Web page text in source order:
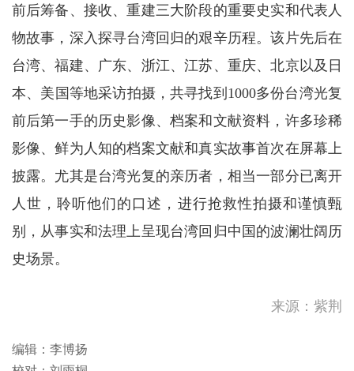
前后筹备、接收、重建三大阶段的重要史实和代表人
物故事，深入探寻台湾回归的艰辛历程。该片先后在
台湾、福建、广东、浙江、江苏、重庆、北京以及日
本、美国等地采访拍摄，共寻找到1000多份台湾光复
前后第一手的历史影像、档案和文献资料，许多珍稀
影像、鲜为人知的档案文献和真实故事首次在屏幕上
披露。尤其是台湾光复的亲历者，相当一部分已离开
人世，聆听他们的口述，进行抢救性拍摄和谨慎甄
别，从事实和法理上呈现台湾回归中国的波澜壮阔历
史场景。
来源：紫荆
编辑：李博扬助，需要...
新疆阿克苏地区库车市发生地
震